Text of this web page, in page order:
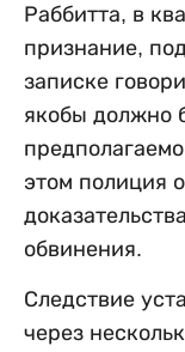
Раббитта, в
признание,
записке
якобы должно
этом полиция
обвинения.
Следствие
через